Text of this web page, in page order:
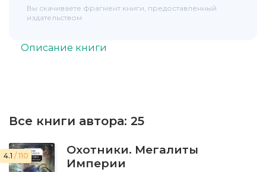
Описание книги
Все книги автора: 25
4.1 / 110
Охотники. Мегалиты
Империи
Вы скачиваете фрагмент книги, предоставленный
издательством